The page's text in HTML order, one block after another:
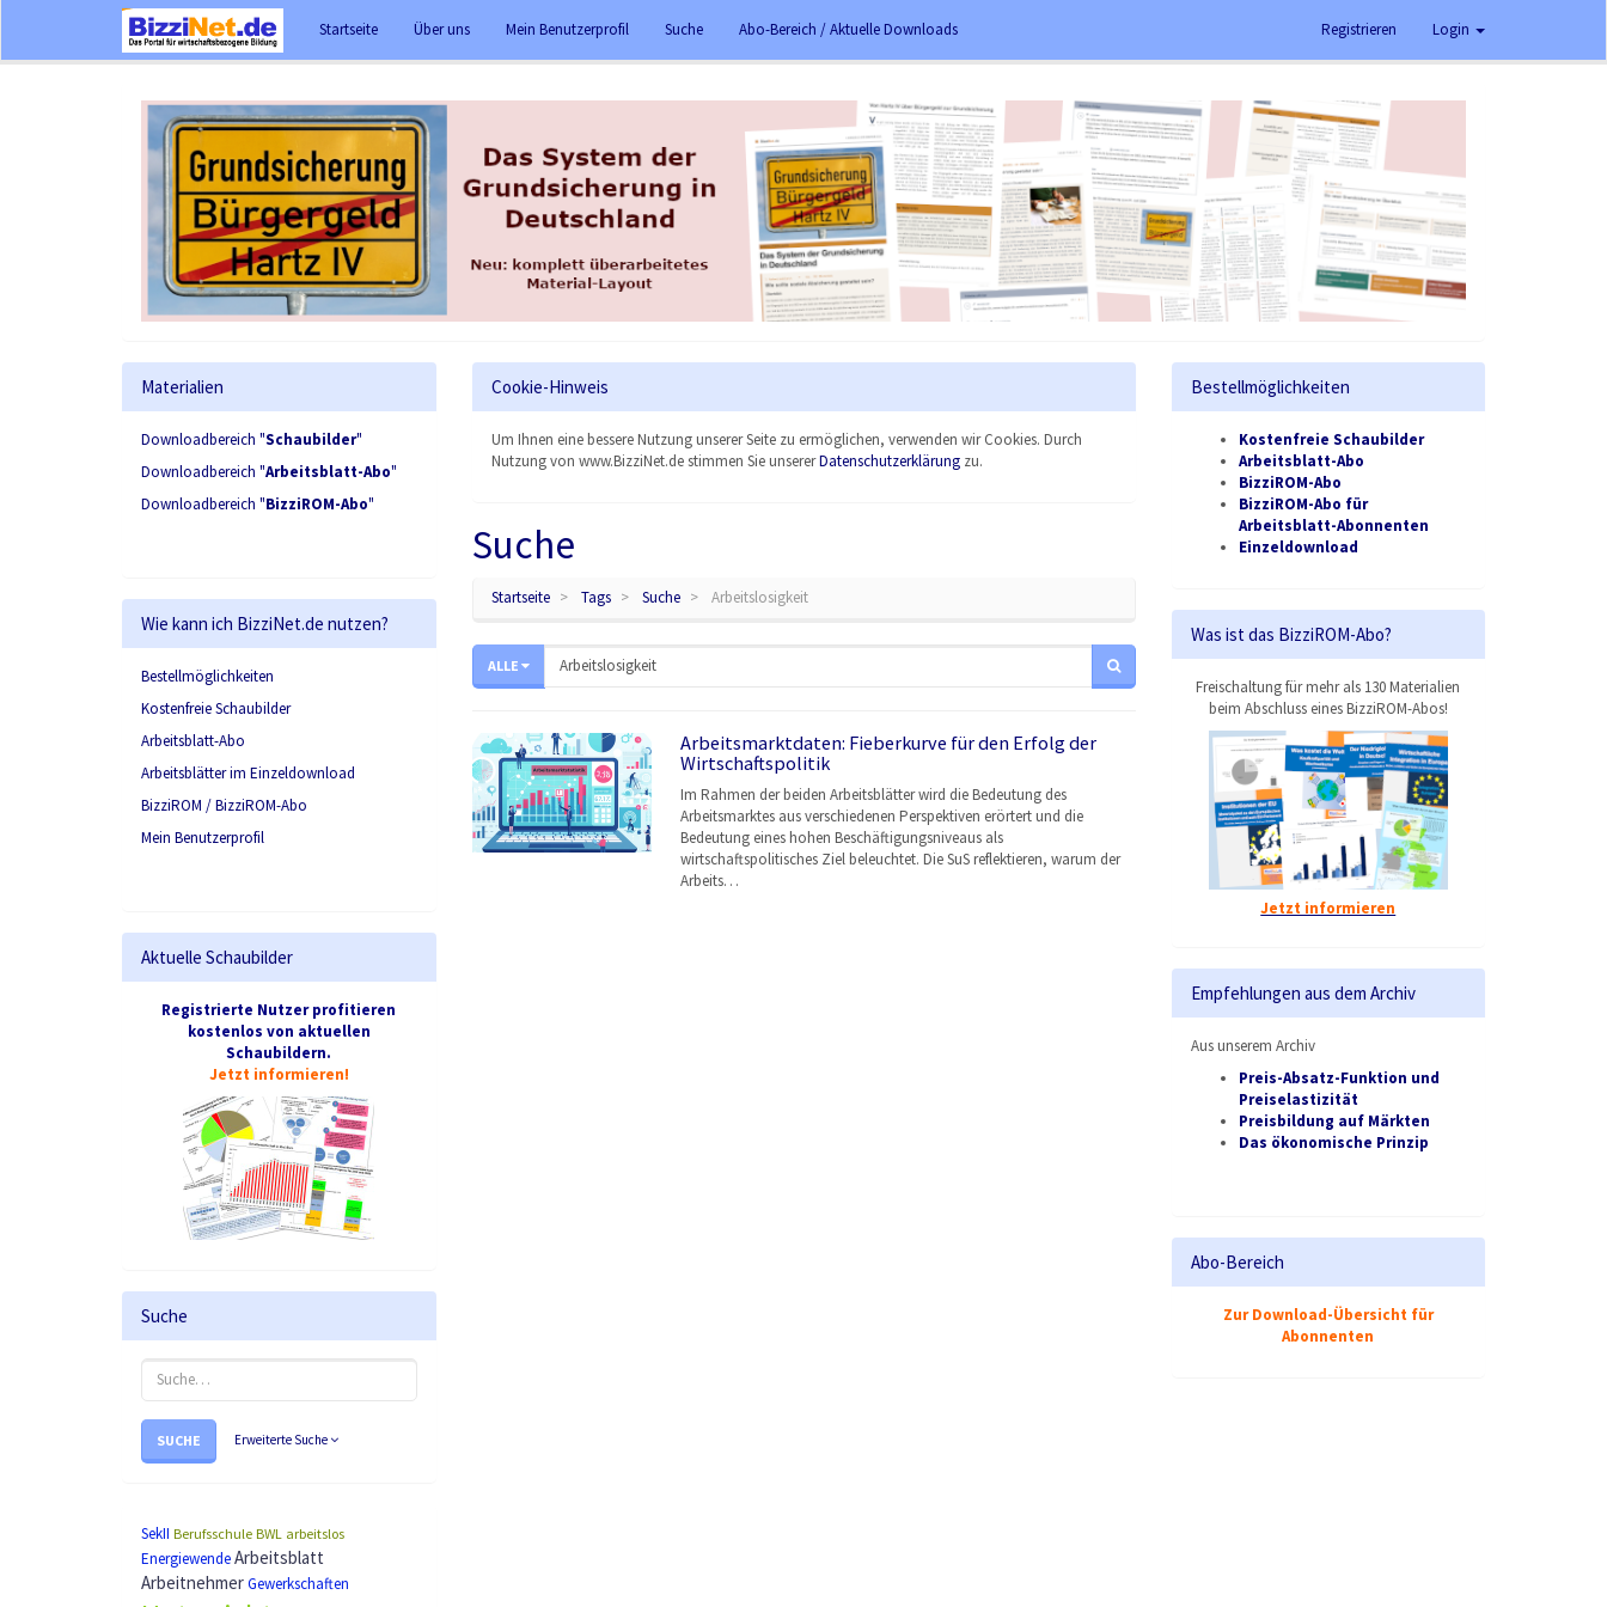
Startseite Über uns Mein Benutzerprofil Suche Abo-Bereich / Aktuelle Downloads Registrieren Login
Materialien
Downloadbereich "Schaubilder"
Downloadbereich "Arbeitsblatt-Abo"
Downloadbereich "BizziROM-Abo"
Wie kann ich BizziNet.de nutzen?
Bestellmöglichkeiten
Kostenfreie Schaubilder
Arbeitsblatt-Abo
Arbeitsblätter im Einzeldownload
BizziROM / BizziROM-Abo
Mein Benutzerprofil
Aktuelle Schaubilder
Registrierte Nutzer profitieren
kostenlos von aktuellen
Schaubildern.
Jetzt informieren!
Suche
SUCHE Erweiterte Suche
SekII Berufsschule BWL arbeitslos
EnergiewendeArbeitsblatt
ArbeitnehmerGewerkschaften
Cookie-Hinweis
Um Ihnen eine bessere Nutzung unserer Seite zu ermöglichen, verwenden wir Cookies. Durch
Nutzung von www.BizziNet.de stimmen Sie unsererDatenschutzerklärungzu.
Suche
Startseite Tags Suche Arbeitslosigkeit
ALLE
Arbeitsmarktdaten: Fieberkurve für den Erfolg der
Wirtschaftspolitik
Im Rahmen der beiden Arbeitsblätter wird die Bedeutung des
Arbeitsmarktes aus verschiedenen Perspektiven erörtert und die
Bedeutung eines hohen Beschäftigungsniveaus als
wirtschaftspolitisches Ziel beleuchtet. Die SuS reflektieren, warum der
Arbeits…
Bestellmöglichkeiten
Kostenfreie Schaubilder
Arbeitsblatt-Abo
BizziROM-Abo
BizziROM-Abo für
Arbeitsblatt-Abonnenten
Einzeldownload
Was ist das BizziROM-Abo?
Freischaltung für mehr als 130 Materialien
beim Abschluss eines BizziROM-Abos!
Jetzt informieren
Empfehlungen aus dem Archiv
Aus unserem Archiv
Preis-Absatz-Funktion und
Preiselastizität
Preisbildung auf Märkten
Das ökonomische Prinzip
Abo-Bereich
Zur Download-Übersicht für
Abonnenten